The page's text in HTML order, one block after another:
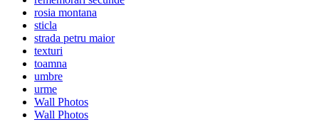
rosia montana
sticla
strada petru maior
texturi
toamna
umbre
urme
Wall Photos
Wall Photos